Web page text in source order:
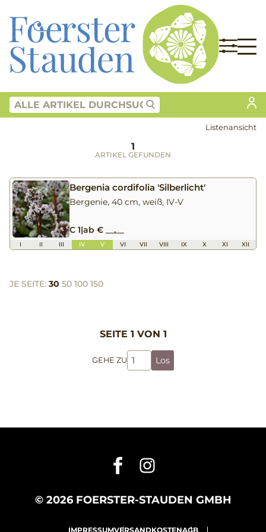
Listenansicht
1
ARTIKEL GEFUNDEN
Bergenia cordifolia 'Silberlicht'
Bergenie, 40 cm, weiß, IV-V
C 1|ab € __,__
I II III IV V VI VII VIII IX X XI XII
JE SEITE: 30 50 100 150
SEITE 1 VON 1
GEHE ZU Los
© 2026 FOERSTER-STAUDEN GMBH
IMPRESSUMVERSANDKOSTENAGB